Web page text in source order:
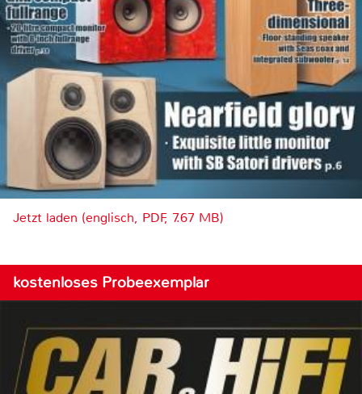
Jetzt laden (englisch, PDF, 7.67 MB)
kostenloses Probeexemplar